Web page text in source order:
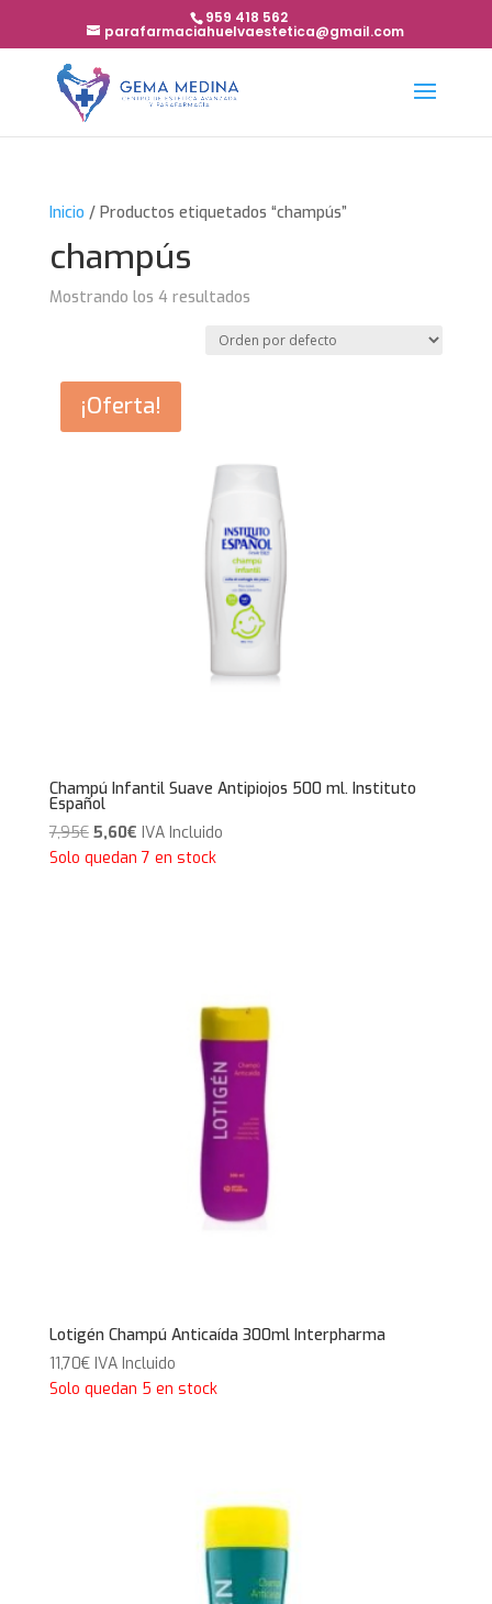
959 418 562
parafarmaciahuelvaestetica@gmail.com
Inicio / Productos etiquetados “champús”
champús
Mostrando los 4 resultados
¡Oferta!
Champú Infantil Suave Antipiojos 500 ml. Instituto
Español
7,95€ El
precio
5,60€El
precio
IVA Incluido
Solo quedan 7 en stock
Lotigén Champú Anticaída 300ml Interpharma
11,70€ IVA Incluido
Solo quedan 5 en stock